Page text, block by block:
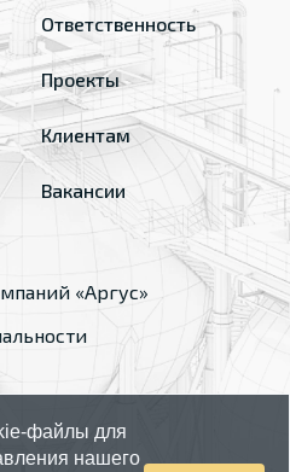
Ответственность
Проекты
Клиентам
Вакансии
«Аргус»
файлы для
нашего